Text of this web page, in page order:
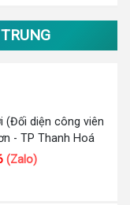
(Đối diện công viên
- TP Thanh Hoá
(Zalo)